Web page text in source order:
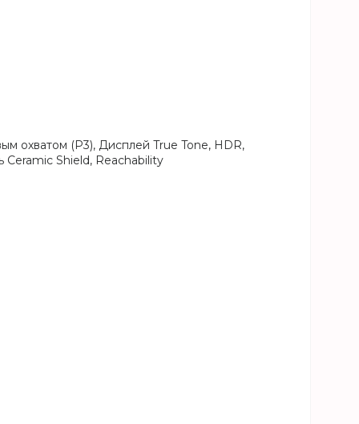
охватом (P3), Дисплей True Tone, HDR,
Shield, Reachability